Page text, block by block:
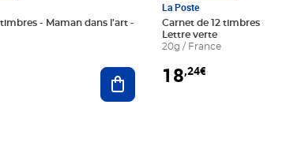
timbres - Maman dans l'art -
Ajouter au panier
La Poste
Carnet de 12 timbres - Le
Lettre verte
20g / France
18,24€